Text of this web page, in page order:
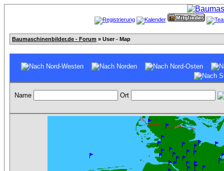
Baumaschinenbilder.de - Forum » User - Map
Name Ort